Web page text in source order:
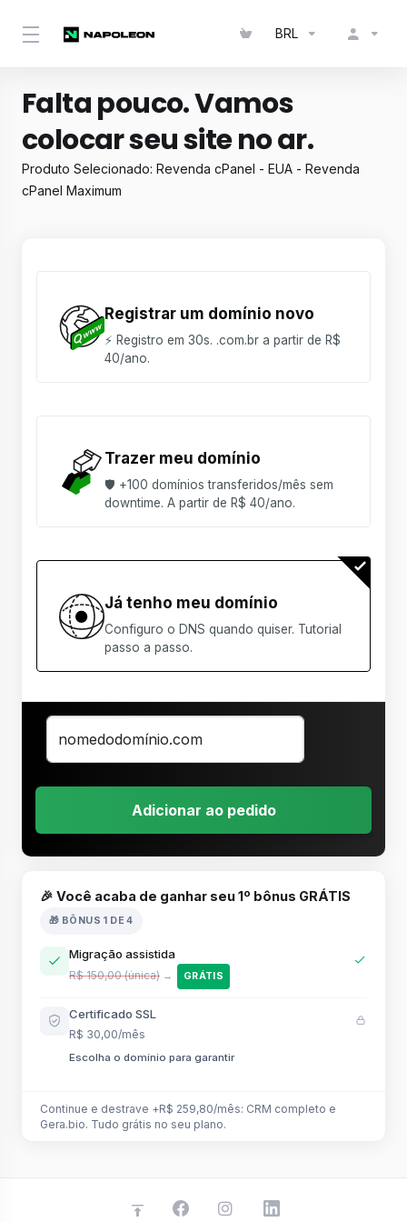
BRL
Falta pouco. Vamos
colocar seu site no ar.
Produto Selecionado: Revenda cPanel - EUA - Revenda
cPanel Maximum
Registrar um domínio novo
⚡ Registro em 30s. .com.br a partir de R$
40/ano.
Trazer meu domínio
🛡 +100 domínios transferidos/mês sem
downtime. A partir de R$ 40/ano.
Já tenho meu domínio
Configuro o DNS quando quiser. Tutorial
passo a passo.
Adicionar ao pedido
🎉 Você acaba de ganhar seu 1º bônus GRÁTIS
🎁 BÔNUS 1 DE 4
Migração assistida
R$ 150,00 (única) → GRÁTIS
Certificado SSL
R$ 30,00/mês
Escolha o domínio para garantir
Continue e destrave +R$ 259,80/mês: CRM completo e
Gera.bio. Tudo grátis no seu plano.